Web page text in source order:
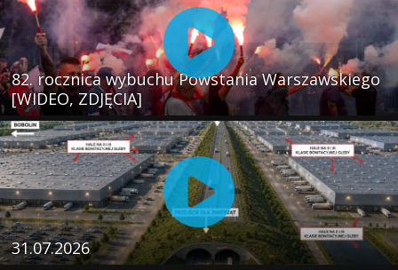
82. rocznica wybuchu Powstania Warszawskiego
[WIDEO, ZDJĘCIA]
31.07.2026